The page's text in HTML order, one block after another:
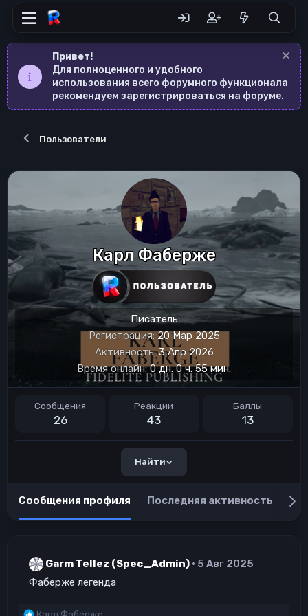
Привет!
Для полноценного и удобного
использования всего форумного функционала
рекомендуем зарегистрироваться на форуме.
Пользователи
Карл Фаберже
Писатель
Регистрация 20 Мар 2025
Активность 3 Апр 2026
Время онлайн 0 дн. 0 ч. 55 мин.
Сообщения
26
Реакции
43
Баллы
13
Найти
Сообщения профиля Последняя активность
Garm Tellez (Spec_Admin)
5 Авг 2025
Фаберже легенда
Р